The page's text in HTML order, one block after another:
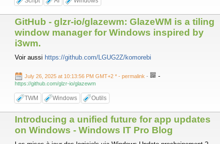
GitHub - glzr-io/glazewm: GlazeWM is a tiling
window manager for Windows inspired by
i3wm.
Voir aussi https://github.com/LGUG2Z/komorebi
July 26, 2025 at 10:13:56 PM GMT+2 * - permalink - -
https://github.com/glzr-io/glazewm
TWM Windows Outils
Introducing a unified future for app updates
on Windows - Windows IT Pro Blog